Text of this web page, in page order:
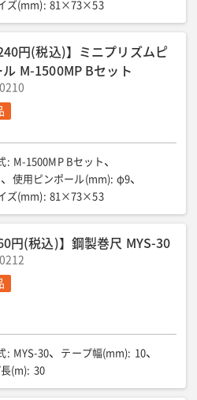
ズ(mm): 81×73×53
円(税込)】ミニプリズムピ
ル M-1500MP Bセット
: M-1500MP Bセット
使用ピンポール(mm): φ9
ズ(mm): 81×73×53
円(税込)】鋼製巻尺 MYS-30
: MYS-30 テープ幅(mm): 10
(m): 30